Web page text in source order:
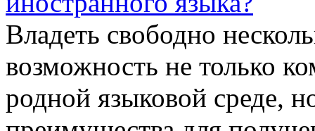
Владеть свободно
возможность не только
родной языковой среде,